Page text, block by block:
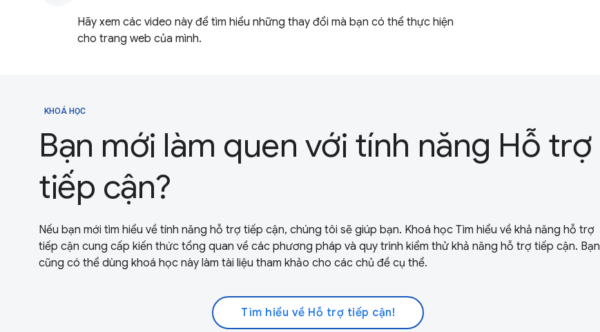
Hãy xem các video này để tìm hiểu những thay đổi mà bạn có thể thực hiện
cho trang web của mình.
KHOÁ HỌC
Bạn mới làm quen với tính năng Hỗ trợ
tiếp cận?
Nếu bạn mới tìm hiểu về tính năng hỗ trợ tiếp cận, chúng tôi sẽ giúp bạn. Khoá học Tìm hiểu về khả năng hỗ trợ
tiếp cận cung cấp kiến thức tổng quan về các phương pháp và quy trình kiểm thử khả năng hỗ trợ tiếp cận. Bạn
cũng có thể dùng khoá học này làm tài liệu tham khảo cho các chủ đề cụ thể.
Tìm hiểu về Hỗ trợ tiếp cận!